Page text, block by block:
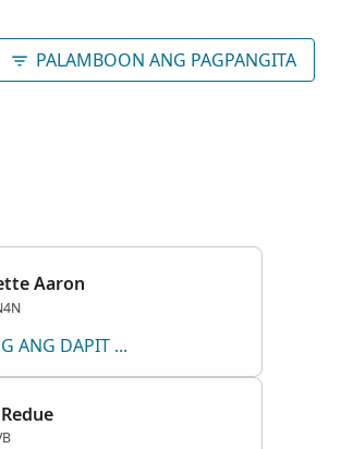
PALAMBOON ANG PAGPANGITA
Aaron
ANG DAPIT NGA GILUBNGAN